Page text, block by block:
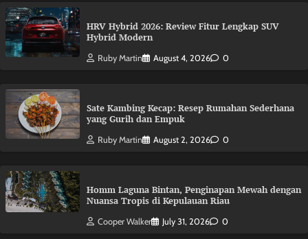
HRV Hybrid 2026: Review Fitur Lengkap SUV
Hybrid Modern
Ruby Martin August 4, 2026 0
Sate Kambing Kecap: Resep Rumahan Sederhana
yang Gurih dan Empuk
Ruby Martin August 2, 2026 0
Homm Laguna Bintan, Penginapan Mewah dengan
Nuansa Tropis di Kepulauan Riau
Cooper Walker July 31, 2026 0